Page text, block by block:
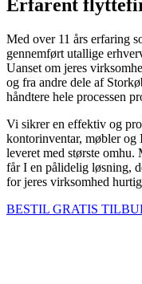
Erfarent
Med over 11 års erfaring
gennemført utallige
Uanset om jeres
og fra andre dele af
håndtere hele processen
Vi sikrer en effektiv og
kontorinventar, møbler og
leveret med største
får I en pålidelig løsning,
for jeres virksomhed
BESTIL GRATIS